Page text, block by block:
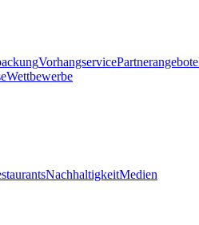
VorhangservicePartnerangebote
Wettbewerbe
NachhaltigkeitMedien